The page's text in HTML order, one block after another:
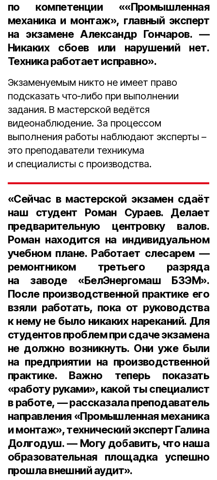
по компетенции ««Промышленная
механика и монтаж», главный эксперт
на экзамене Александр Гончаров. —
Никаких сбоев или нарушений нет.
Техника работает исправно».
Экзаменуемым никто не имеет право
подсказать что‑либо при выполнении
задания. В мастерской ведётся
видеонаблюдение. За процессом
выполнения работы наблюдают эксперты –
это преподаватели техникума
и специалисты с производства.
«Сейчас в мастерской экзамен сдаёт
наш студент Роман Сураев. Делает
предварительную центровку валов.
Роман находится на индивидуальном
учебном плане. Работает слесарем —
ремонтником третьего разряда
на заводе «БелЭнергомаш БЗЭМ».
После производственной практике его
взяли работать, пока от руководства
к нему не было никаких нареканий. Для
студентов проблем при сдаче экзамена
не должно возникнуть. Они уже были
на предприятии на производственной
практике. Важно теперь показать
«работу руками», какой ты специалист
в работе, — рассказалапреподаватель
направления «Промышленная механика
и монтаж», технический эксперт Галина
Долгодуш. — Могу добавить, что наша
образовательная площадка успешно
прошла внешний аудит».